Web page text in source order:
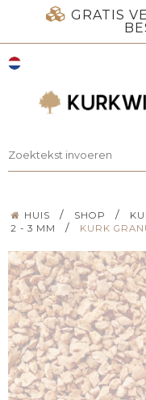
GRATIS
HUIS / SHOP /
2 - 3 MM / KURK